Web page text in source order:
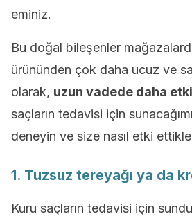
eminiz.
Bu doğal bileşenler
ürününden çok daha ucuz ve
olarak, uzun vadede daha
saçların tedavisi için
deneyin ve size nasıl etki
1. Tuzsuz tereyağı ya da
Kuru saçların tedavisi için